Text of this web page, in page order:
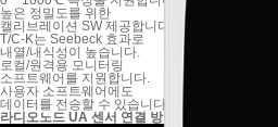
높은 정밀도를 위한
캘리브레이션 SW 제공합니다.
T/C-K는 Seebeck 효과로
내열/내식성이 높습니다.
로컬/원격용 모니터링
소프트웨어를 지원합니다.
사용자 소프트웨어에도
데이터를 전송할 수 있습니다.
라디오노드 UA 센서 연결 방법